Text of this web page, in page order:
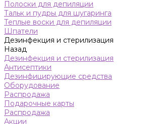
Полоски для депиляции
Тальк и пудры для шугаринга
Теплые воски для депиляции
Шпатели
Дезинфекция и стерилизация
Назад
Дезинфекция и стерилизация
Антисептики
Дезинфицирующие средства
Оборудование
Распродажа
Подарочные карты
Распродажа
Акции